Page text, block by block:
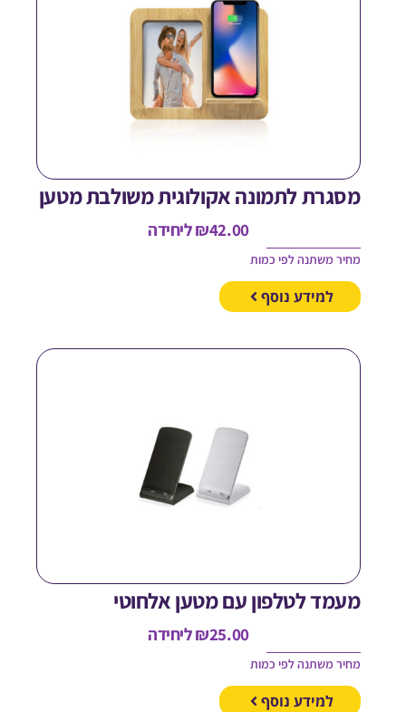
לתמונה אקולוגית משולבת מטען
₪ליחידה
משתנה לפי כמות
למידע נוסף
לטלפון עם מטען אלחוטי
₪ליחידה
משתנה לפי כמות
למידע נוסף